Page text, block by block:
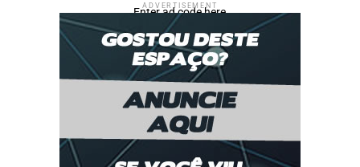
ADVERTISEMENT
Enter ad code here